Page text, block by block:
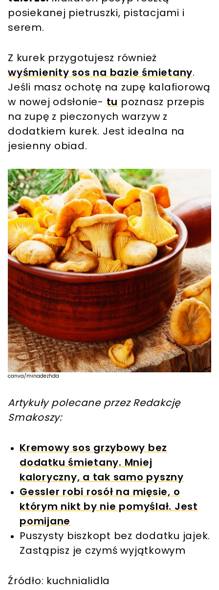
posiekanej pietruszki, pistacjami i
serem.
Z kurek przygotujesz również
wyśmienity sos na bazie śmietany.
Jeśli masz ochotę na zupę kalafiorową
w nowej odsłonie- tu poznasz przepis
na zupę z pieczonych warzyw z
dodatkiem kurek. Jest idealna na
jesienny obiad.
canva/minadezhda
Artykuły polecane przez Redakcję
Smakoszy:
Kremowy sos grzybowy bez
dodatku śmietany. Mniej
kaloryczny, a tak samo pyszny
Gessler robi rosół na mięsie, o
którym nikt by nie pomyślał. Jest
pomijane
Puszysty biszkopt bez dodatku jajek.
Zastąpisz je czymś wyjątkowym
Źródło: kuchnialidla